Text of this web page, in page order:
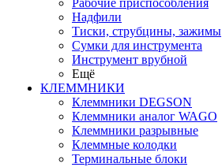
Рабочие приспособления
Надфили
Тиски, струбцины, зажимы
Сумки для инструмента
Инструмент врубной
Ещё
КЛЕММНИКИ
Клеммники DEGSON
Клеммники аналог WAGO
Клеммники разрывные
Клеммные колодки
Терминальные блоки